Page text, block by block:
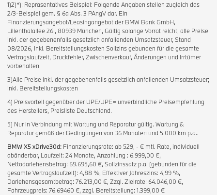
1)2)*): Repräsentatives Beispiel: Folgende Angaben stellen zugleich das
2/3-Beispiel gem. § 6a Abs. 3 PAngV dar. Ein
Finanzierungsangebot/Leasingangebot der BMW Bank GmbH,
Lilienthalallee 26 , 80939 München, Gültig solange Vorrat reicht, alle Preise
inkl. der gegebenenfalls gesetzlich anfallenden Umsatzsteuer, Stand
08/2026, inkl. Bereitstellungskosten Sollzins gebunden für die gesamte
Vertragslaufzeit, Druckfehler, Zwischenverkauf, Änderungen und Irrtümer
vorbehalten
3)Alle Preise inkl. der gegebenenfalls gesetzlich anfallenden Umsatzsteuer;
inkl. Bereitstellungskosten
4) Preisvorteil gegenüber der UPE/UPE= unverbindliche Preisempfehlung
des Herstellers, Preisliste Deutschland.
5) Nur in Verbindung mit Wartung und Reparatur gültig. Wartung &
Reparatur gemäß der Bedingungen von 36 Monaten und 5.000 km p.a..
BMW X5 xDrive30d: Finanzierungsrate: ab 529, - € mtl. Rate, individuell
abänderbar, Laufzeit: 24 Monate, Anzahlung : 6.999,00 €,
Nettodarlehensbetrag: 69.695,60 €, Sollzinssatz p.a. (gebunden für die
gesamte Vertragslaufzeit): 4,88 %, Effektiver Jahreszins: 4,99 %,
Darlehensgesamtbetrag: 76.213,00 €, Zzgl. Zielrate: 64.046,00 €,
Fahrzeugpreis: 76.69460 €, zzgl. Bereitstellung: 1.399,00 €